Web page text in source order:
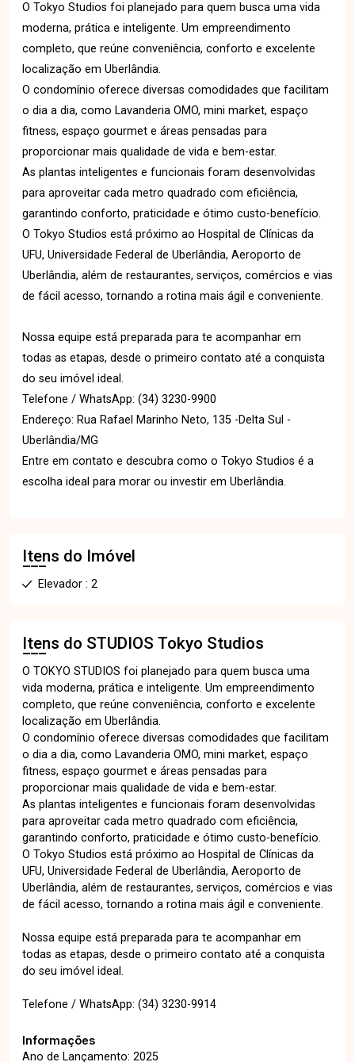
O Tokyo Studios foi planejado para quem busca uma vida
moderna, prática e inteligente. Um empreendimento
completo, que reúne conveniência, conforto e excelente
localização em Uberlândia.
O condomínio oferece diversas comodidades que facilitam
o dia a dia, como Lavanderia OMO, mini market, espaço
fitness, espaço gourmet e áreas pensadas para
proporcionar mais qualidade de vida e bem-estar.
As plantas inteligentes e funcionais foram desenvolvidas
para aproveitar cada metro quadrado com eficiência,
garantindo conforto, praticidade e ótimo custo-benefício.
O Tokyo Studios está próximo ao Hospital de Clínicas da
UFU, Universidade Federal de Uberlândia, Aeroporto de
Uberlândia, além de restaurantes, serviços, comércios e vias
de fácil acesso, tornando a rotina mais ágil e conveniente.
Nossa equipe está preparada para te acompanhar em
todas as etapas, desde o primeiro contato até a conquista
do seu imóvel ideal.
Telefone / WhatsApp: (34) 3230-9900
Endereço: Rua Rafael Marinho Neto, 135 -Delta Sul -
Uberlândia/MG
Entre em contato e descubra como o Tokyo Studios é a
escolha ideal para morar ou investir em Uberlândia.
Itens do Imóvel
Elevador : 2
Itens do STUDIOS Tokyo Studios
O TOKYO STUDIOS foi planejado para quem busca uma
vida moderna, prática e inteligente. Um empreendimento
completo, que reúne conveniência, conforto e excelente
localização em Uberlândia.
O condomínio oferece diversas comodidades que facilitam
o dia a dia, como Lavanderia OMO, mini market, espaço
fitness, espaço gourmet e áreas pensadas para
proporcionar mais qualidade de vida e bem-estar.
As plantas inteligentes e funcionais foram desenvolvidas
para aproveitar cada metro quadrado com eficiência,
garantindo conforto, praticidade e ótimo custo-benefício.
O Tokyo Studios está próximo ao Hospital de Clínicas da
UFU, Universidade Federal de Uberlândia, Aeroporto de
Uberlândia, além de restaurantes, serviços, comércios e vias
de fácil acesso, tornando a rotina mais ágil e conveniente.
Nossa equipe está preparada para te acompanhar em
todas as etapas, desde o primeiro contato até a conquista
do seu imóvel ideal.
Telefone / WhatsApp: (34) 3230-9914
Informações
Ano de Lançamento: 2025